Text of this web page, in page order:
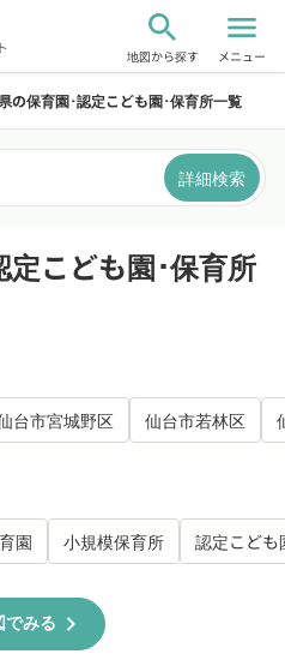
search
地図から探す
menu
メニュー
の保育園･認定こども園･保育所一覧
詳細検索
こども園･保育所
台市宮城野区 仙台市若林区
園 小規模保育所 認定こども
でみる chevron_right